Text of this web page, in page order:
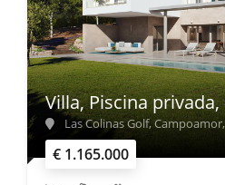
€ 1.165.000
Villa, Piscina
Las Colinas Golf,